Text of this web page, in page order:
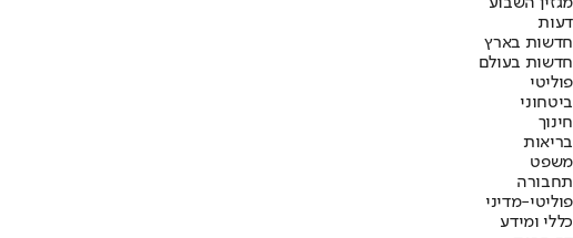
דעות
חדשות בארץ
חדשות בעולם
פוליטי
ביטחוני
חינוך
בריאות
משפט
תחבורה
פוליטי-מדיני
כללי ומידע